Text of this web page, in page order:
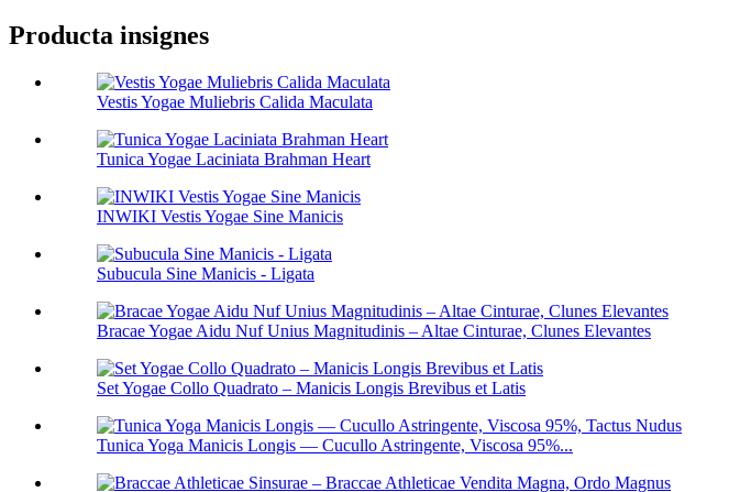
Producta insignes
Vestis Yogae Muliebris Calida Maculata
Tunica Yogae Laciniata Brahman Heart
INWIKI Vestis Yogae Sine Manicis
Subucula Sine Manicis - Ligata
Bracae Yogae Aidu Nuf Unius Magnitudinis – Altae Cinturae, Clunes Elevantes
Set Yogae Collo Quadrato – Manicis Longis Brevibus et Latis
Tunica Yoga Manicis Longis — Cucullo Astringente, Viscosa 95%...